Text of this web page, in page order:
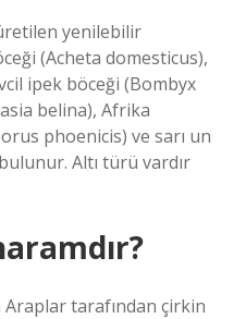
yenilebilir
(Acheta domesticus),
ipek böceği (Bombyx
belina), Afrika
phoenicis) ve sarı un
Altı türü vardır
Araplar tarafından çirkin